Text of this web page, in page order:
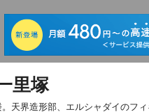
里塚
天界造形部、エルシャダイのフ